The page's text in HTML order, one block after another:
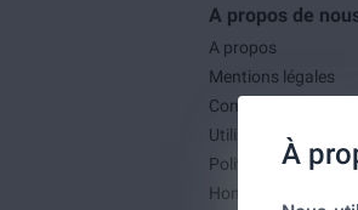
À
A propos de
A propos
Mentions légales
Conditions
Utilisation des
Politique de
Home-SmartLink